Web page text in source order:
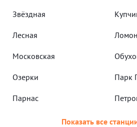
Звёздная
Лесная
Московская
Озерки Парк
Парнас
Показать все